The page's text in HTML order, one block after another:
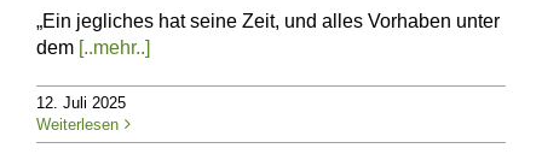
„Ein jegliches hat seine Zeit, und alles Vorhaben unter
dem [..mehr..]
12. Juli 2025
Weiterlesen